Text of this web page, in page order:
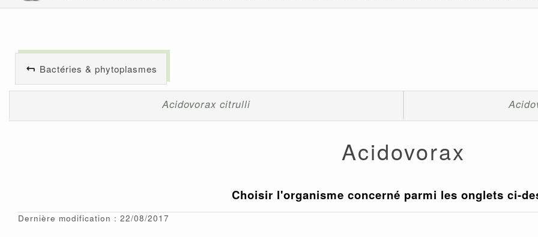
Bactéries & phytoplasmes
Acidovorax citrulli
Acidovorax
Choisir l'organisme concerné parmi les onglets ci-
Dernière modification : 22/08/2017